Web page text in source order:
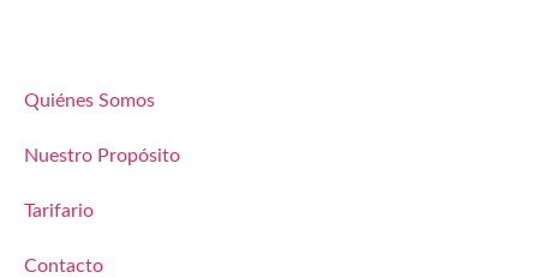
Quiénes Somos
Nuestro Propósito
Tarifario
Contacto